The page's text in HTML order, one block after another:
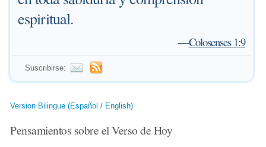
espiritual.
—Colosenses 1:9
Suscribirse:
Version Bilingue (Español / English)
Pensamientos sobre el Verso de Hoy